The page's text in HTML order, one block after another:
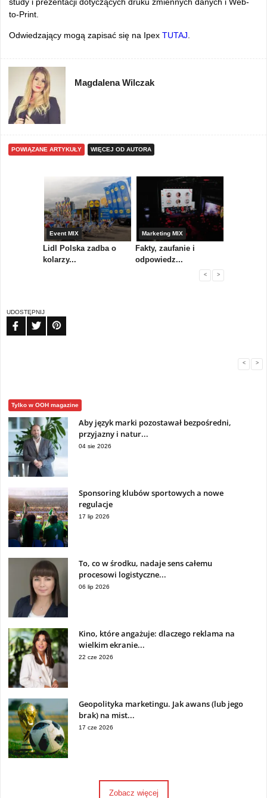
to-Print.
Odwiedzający mogą zapisać się na Ipex TUTAJ
Magdalena Wilczak
POWIĄZANE ARTYKUŁY WIĘCEJ OD AUTORA
Event MIX
Lidl Polska zadba o
kolarzy...
Marketing MIX
Fakty, zaufanie i
odpowiedz...
< >
UDOSTĘPNIJ
< >
Tylko w OOH magazine
Aby język marki pozostawał bezpośredni,
przyjazny i natur...
04 sie 2026
Sponsoring klubów sportowych a nowe
regulacje
17 lip 2026
To, co w środku, nadaje sens całemu
procesowi logistyczne...
06 lip 2026
Kino, które angażuje: dlaczego reklama na
wielkim ekranie...
22 cze 2026
Geopolityka marketingu. Jak awans (lub jego
brak) na mist...
17 cze 2026
Zobacz więcej